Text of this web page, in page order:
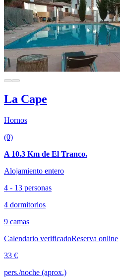
La Cape
Hornos
(0)
A 10.3 Km de El Tranco.
Alojamiento entero
4 - 13 personas
4 dormitorios
9 camas
Calendario verificadoReserva online
33 €
pers./noche (aprox.)